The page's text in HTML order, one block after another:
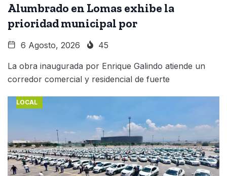
Alumbrado en Lomas exhibe la
prioridad municipal por
6 Agosto, 2026 45
La obra inaugurada por Enrique Galindo atiende un
corredor comercial y residencial de fuerte
LOCAL